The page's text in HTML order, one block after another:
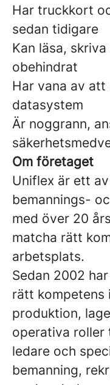
Har truckkort
sedan tidigare
Kan läsa,
obehindrat
Har vana av
datasystem
Är noggrann,
Om företaget
Uniflex är ett
bemannings-
med över 20
matcha rätt
arbetsplats.
Sedan 2002
rätt kompetens
produktion,
operativa roller
ledare och
bemanning,